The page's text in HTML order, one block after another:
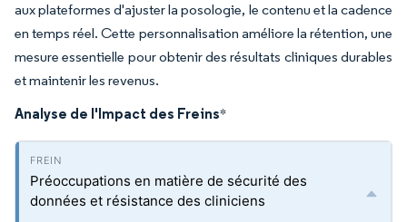
aux plateformes d'ajuster la posologie, le contenu et la cadence
en temps réel. Cette personnalisation améliore la rétention, une
mesure essentielle pour obtenir des résultats cliniques durables
et maintenir les revenus.
Analyse de l'Impact des Freins*
Préoccupations en matière de sécurité des
données et résistance des cliniciens